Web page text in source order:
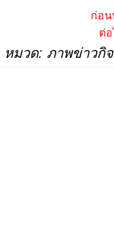
ก่อ
ต่
หมวด: ภาพข่าวกิ